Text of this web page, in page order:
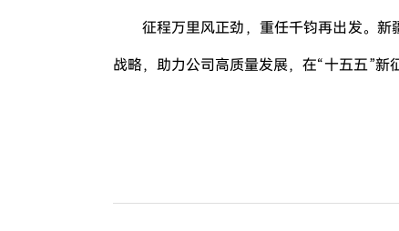
征程万里风正劲，重任千钧再出发。
战略，助力公司高质量发展，在“十五五”新